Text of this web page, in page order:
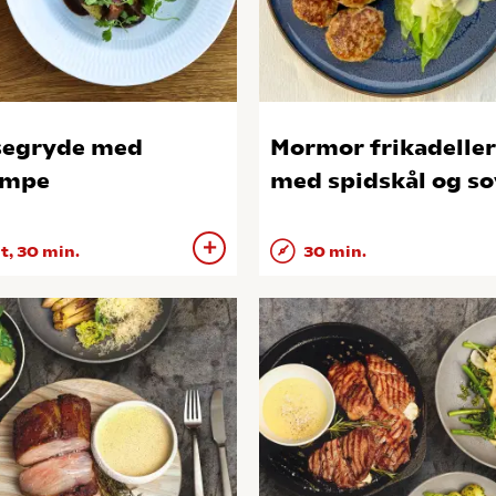
med
30 min.
Mormor frikadeller
med spidskål og
30 min.